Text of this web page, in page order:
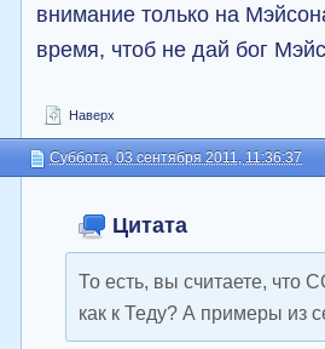
внимание только на
время, чтоб не дай бог
Наверх
Суббота, 03 сентября 2011, 11:36:37
Цитата
То есть, вы считаете, что
как к Теду? А примеры из